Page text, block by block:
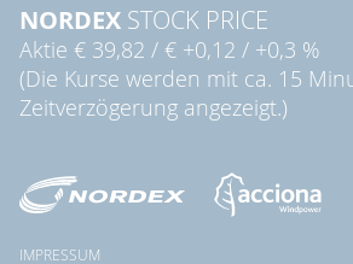
NORDEX STOCK PRICE
Aktie € 39,82 / € +0,12 / +0,3 %
(Die Kurse werden mit ca. 15
Zeitverzögerung angezeigt.)
IMPRESSUM